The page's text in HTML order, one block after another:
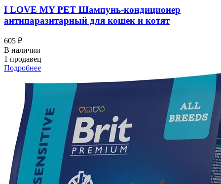
I LOVЕ MY PET Шампунь-кондиционер
антипаразитарный для кошек и котят
605 ₽
В наличии
1 продавец
Подробнее